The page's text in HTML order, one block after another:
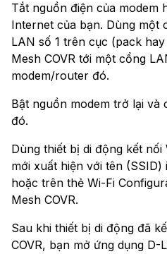
Tắt nguồn điện của
Internet của bạn. Dùng một
LAN số 1 trên cục (pack
Mesh COVR tới một cổng
modem/router đó.
Bật nguồn modem trở lại
đó.
Dùng thiết bị di động kết
mới xuất hiện với tên
hoặc trên thẻ Wi-Fi
Mesh COVR.
Sau khi thiết bị di động đã
COVR, bạn mở ứng dụng